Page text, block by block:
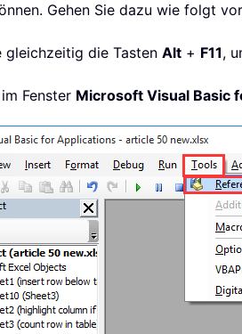
Gehen Sie dazu wie folgt
gleichzeitig die Tasten Alt + F11,
Fenster Microsoft Visual Basic